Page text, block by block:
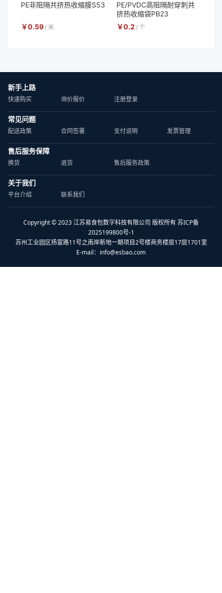
PE非阻隔共挤热收缩膜S53
￥0.59/ 米
PE/PVDC高阻隔耐穿刺共
挤热收缩袋PB23
￥0.2 / 个
新手上路
快速购买 询价报价 注册登录
常见问题
配送政策 合同签署 支付说明 发票管理
售后服务保障
换货 退货 售后服务政策
关于我们
平台介绍 联系我们
Copyright © 2023 江苏易食包数字科技有限公司 版权所有 苏ICP备
2025199800号-1
苏州工业园区扬富路11号之南岸新地一期项目2号楼商务楼层17层1701室
E-mail： info@esbao.com